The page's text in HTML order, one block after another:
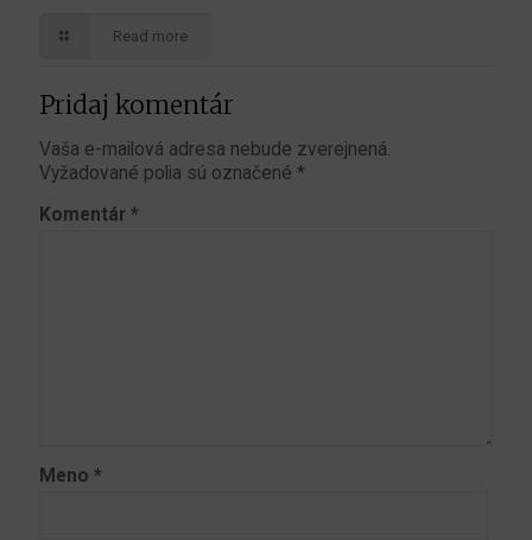
Read more
Pridaj komentár
Vaša e-mailová adresa nebude zverejnená.
Vyžadované polia sú označené *
Komentár *
Meno *